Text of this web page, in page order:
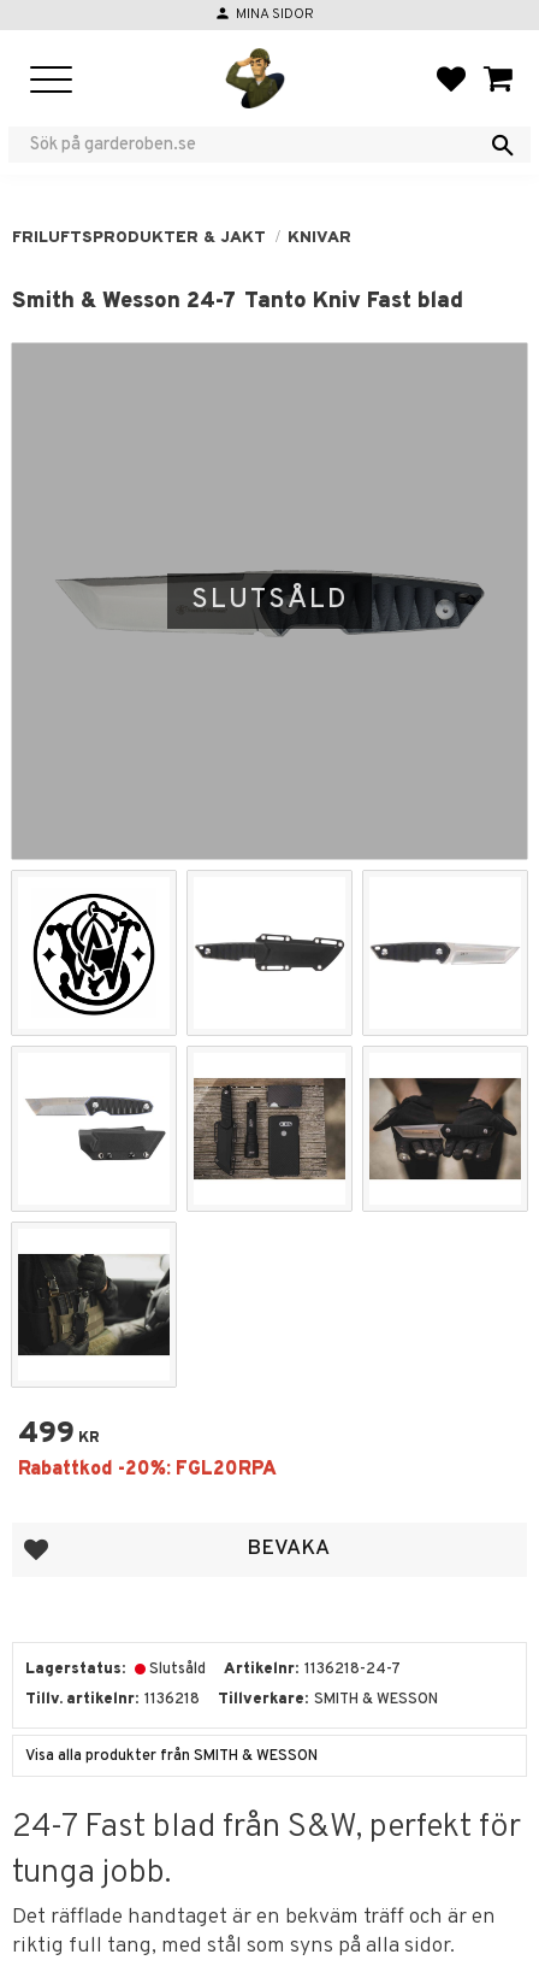
person MINA SIDOR
FRILUFTSPRODUKTER & JAKT KNIVAR
Smith & Wesson 24-7 Tanto Kniv Fast blad
SLUTSÅLD
499 KR
Lägg till i favoriter BEVAKA
Lagerstatus Slutsåld Artikelnr 1136218-24-7
Tillv. artikelnr 1136218 Tillverkare SMITH & WESSON
Visa alla produkter från SMITH & WESSON
24-7 Fast blad från S&W, perfekt för
tunga jobb.
Det räfflade handtaget är en bekväm träff och är en
riktig full tang, med stål som syns på alla sidor.